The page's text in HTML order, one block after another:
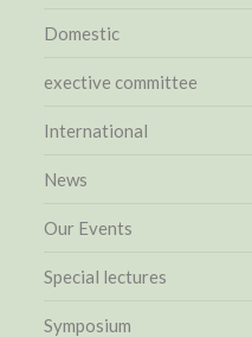
Domestic
exective committee
International
News
Our Events
Special lectures
Symposium